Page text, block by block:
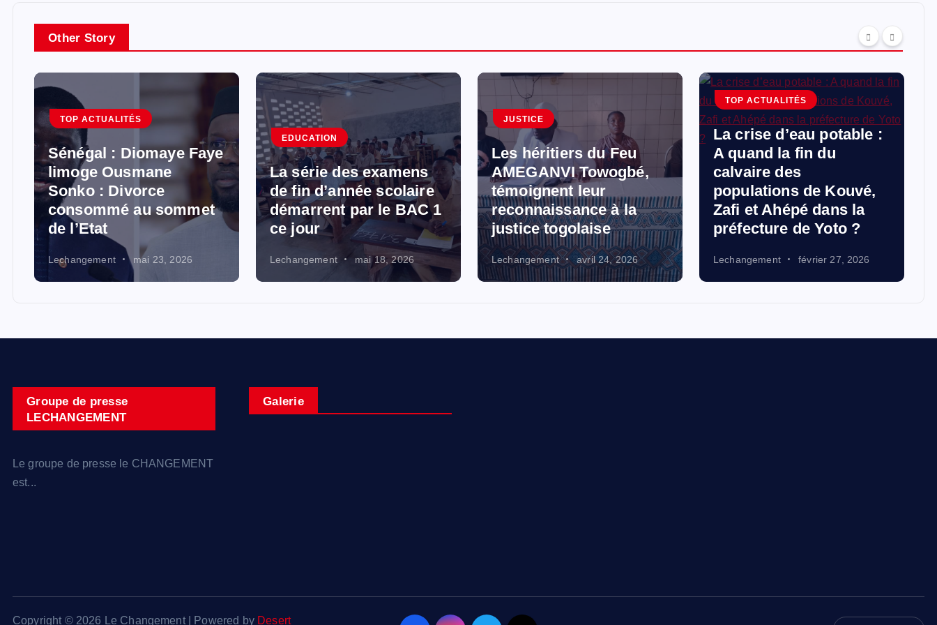
Other Story
TOP ACTUALITÉS
Sénégal : Diomaye Faye
limoge Ousmane
Sonko : Divorce
consommé au sommet
de l’Etat
Lechangement mai 23, 2026
EDUCATION
La série des examens
de fin d’année scolaire
démarrent par le BAC 1
ce jour
Lechangement mai 18, 2026
JUSTICE
Les héritiers du Feu
AMEGANVI Towogbé,
témoignent leur
reconnaissance à la
justice togolaise
Lechangement avril 24, 2026
TOP ACTUALITÉS
La crise d’eau potable :
A quand la fin du
calvaire des
populations de Kouvé,
Zafi et Ahépé dans la
préfecture de Yoto ?
Lechangement février 27, 2026
Groupe de presse
LECHANGEMENT
Le groupe de presse le CHANGEMENT
est...
Galerie
Copyright © 2026 Le Changement | Powered by Desert